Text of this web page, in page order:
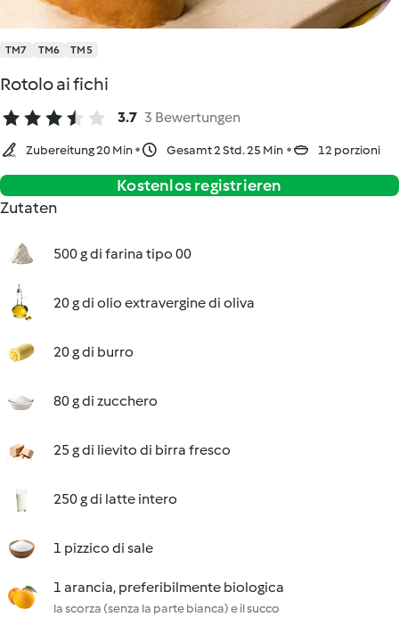
TM7 TM6 TM5
Rotolo ai fichi
3.7 3 Bewertungen
Zubereitung 20 Min Gesamt 2 Std. 25 Min 12 porzioni
Kostenlos registrieren
Zutaten
500 g di farina tipo 00
20 g di olio extravergine di oliva
20 g di burro
80 g di zucchero
25 g di lievito di birra fresco
250 g di latte intero
1 pizzico di sale
1 arancia, preferibilmente biologica
la scorza (senza la parte bianca) e il succo